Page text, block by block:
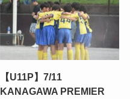
【U11P】7/11
KANAGAWA PREMIER